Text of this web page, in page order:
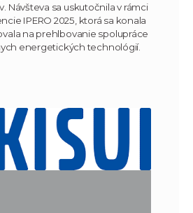
Návšteva sa uskutočnila v rámci
IPERO 2025, ktorá sa konala
na prehlbovanie spolupráce
energetických technológií.